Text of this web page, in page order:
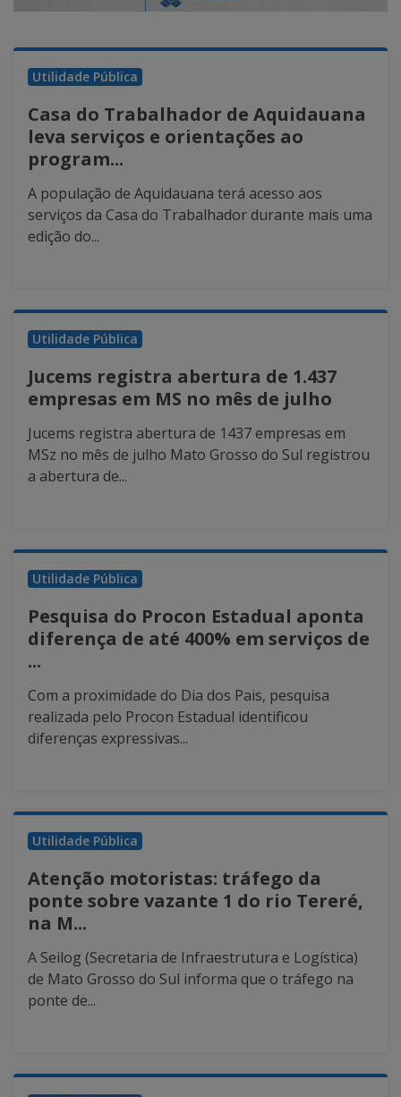
Utilidade Pública
Casa do Trabalhador de Aquidauana
leva serviços e orientações ao
program...
A população de Aquidauana terá acesso aos
serviços da Casa do Trabalhador durante mais uma
edição do...
Utilidade Pública
Jucems registra abertura de 1.437
empresas em MS no mês de julho
Jucems registra abertura de 1437 empresas em
MSz no mês de julho Mato Grosso do Sul registrou
a abertura de...
Utilidade Pública
Pesquisa do Procon Estadual aponta
diferença de até 400% em serviços de
...
Com a proximidade do Dia dos Pais, pesquisa
realizada pelo Procon Estadual identificou
diferenças expressivas...
Utilidade Pública
Atenção motoristas: tráfego da
ponte sobre vazante 1 do rio Tereré,
na M...
A Seilog (Secretaria de Infraestrutura e Logística)
de Mato Grosso do Sul informa que o tráfego na
ponte de...